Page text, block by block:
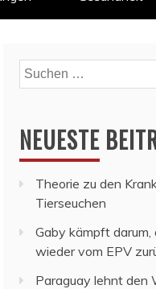
Suchen
nach:
NEUESTE
Theorie zu den
Tierseuchen
Gaby kämpft darum,
wieder vom EPV
Paraguay lehnt den